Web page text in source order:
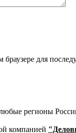
браузере для
регионы
компанией